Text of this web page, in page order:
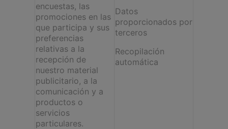
encuestas, las
promociones en las
que participa y sus
preferencias
relativas a la
recepción de
nuestro material
publicitario, a la
comunicación y a
productos o
servicios
particulares.
Datos
proporcionados por
terceros
Recopilación
automática